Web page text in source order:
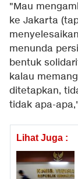
"Mau
ke Jakarta
menunda
bentuk
kalau
ditetapkan,
tidak apa-
Lihat Juga :